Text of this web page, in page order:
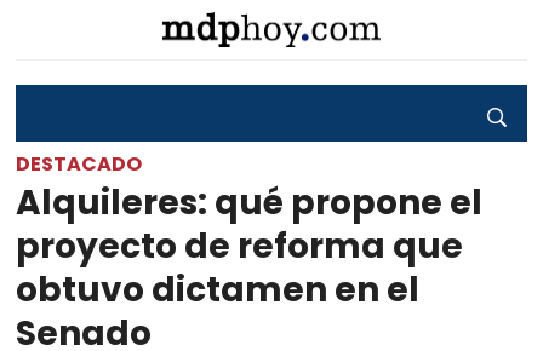
DESTACADO
Alquileres: qué propone el
proyecto de reforma que
obtuvo dictamen en el
Senado